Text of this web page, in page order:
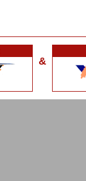
&